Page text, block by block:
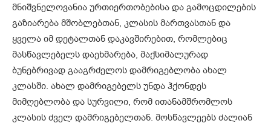
მნიშვნელოვანია ურთიერთობებისა და გამოცდილების
გაზიარება მშობლებთან, კლასის მართვასთან და
ყველა იმ დეტალთან დაკავშირებით, რომლებიც
მასწავლებელს დაეხმარება, მაქსიმალურად
ბუნებრივად გააგრძელოს დამრიგებლობა ახალ
კლასში. ახალ დამრიგებელს უნდა ჰქონდეს
მიმღებლობა და სურვილი, რომ ითანამშრომლოს
კლასის ძველ დამრიგებელთან. მოსწავლეებს ძალიან